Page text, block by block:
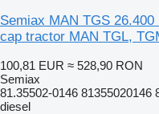
Semiax MAN TGS
cap tractor MAN TGL,
100,81 EUR ≈ 528,90 RON
Semiax
81.35502-0146 81355020146
diesel